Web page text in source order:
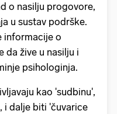
o nasilju progovore,
u sustav podrške.
informacije o
da žive u nasilju i
psihologinja.
kao 'sudbinu',
i dalje biti 'čuvarice